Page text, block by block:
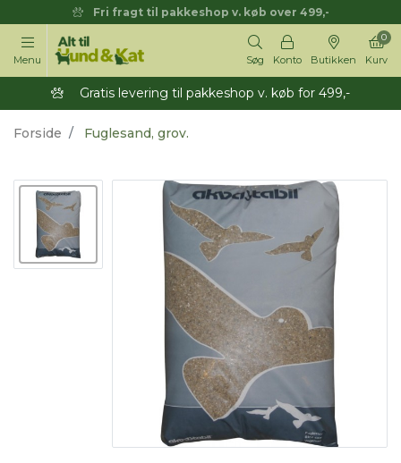
Fri fragt til pakkeshop v. køb over 499,-
Menu Søg Konto Butikken Kurv
0
Gratis levering til pakkeshop v. køb for 499,-
Forside Fuglesand, grov.